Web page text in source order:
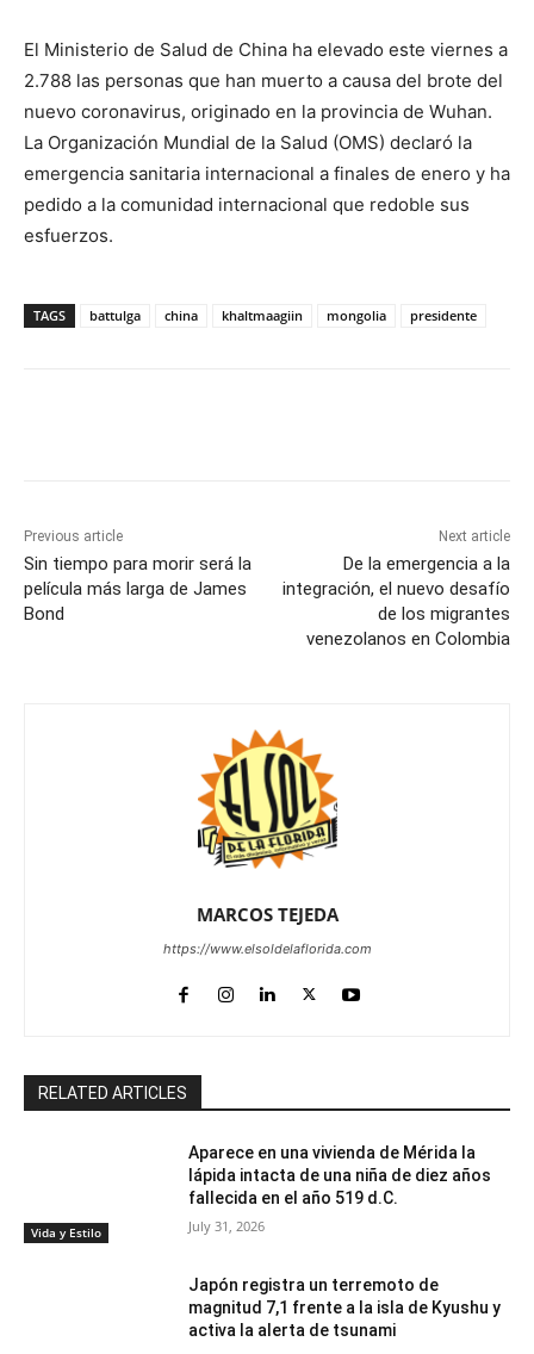
El Ministerio de Salud de China ha elevado este viernes a
2.788 las personas que han muerto a causa del brote del
nuevo coronavirus, originado en la provincia de Wuhan.
La Organización Mundial de la Salud (OMS) declaró la
emergencia sanitaria internacional a finales de enero y ha
pedido a la comunidad internacional que redoble sus
esfuerzos.
TAGS battulga china khaltmaagiin mongolia presidente
Previous article
Sin tiempo para morir será la
película más larga de James
Bond
Next article
De la emergencia a la
integración, el nuevo desafío
de los migrantes
venezolanos en Colombia
MARCOS TEJEDA
https://www.elsoldelaflorida.com
RELATED ARTICLES
Vida y Estilo
Aparece en una vivienda de Mérida la
lápida intacta de una niña de diez años
fallecida en el año 519 d.C.
July 31, 2026
Japón registra un terremoto de
magnitud 7,1 frente a la isla de Kyushu y
activa la alerta de tsunami